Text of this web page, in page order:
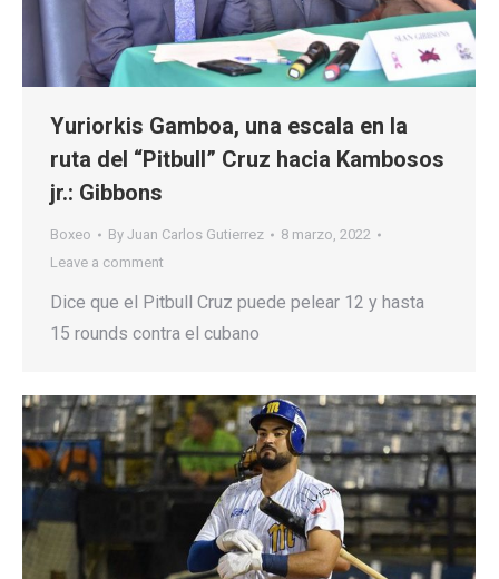
Yuriorkis Gamboa, una escala en la
ruta del “Pitbull” Cruz hacia Kambosos
jr.: Gibbons
Boxeo By Juan Carlos Gutierrez
8 marzo, 2022
Leave a comment
Dice que el Pitbull Cruz puede pelear 12 y hasta
15 rounds contra el cubano